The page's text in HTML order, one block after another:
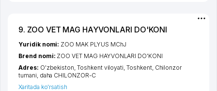
9. ZOO VET MAG HAYVONLARI DO'KONI
Yuridik nomi: ZOO MAK PLYUS MChJ
Brend nomi: ZOO VET MAG HAYVONLARI DO'KONI
Adres: O'zbekiston,Toshkent viloyati ,Toshkent, Chilonzor
tumani daha CHILONZOR-C
Xaritada ko'rsatish